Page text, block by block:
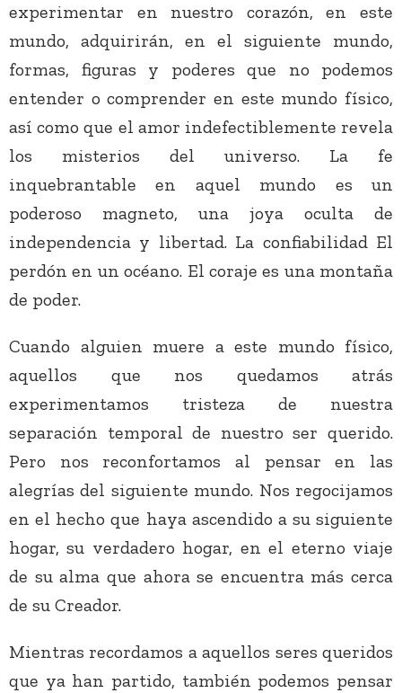
experimentar en nuestro corazón, en este
mundo, adquirirán, en el siguiente mundo,
formas, figuras y poderes que no podemos
entender o comprender en este mundo físico,
así como que el amor indefectiblemente revela
los misterios del universo. La fe
inquebrantable en aquel mundo es un
poderoso magneto, una joya oculta de
independencia y libertad. La confiabilidad El
perdón en un océano. El coraje es una montaña
de poder.
Cuando alguien muere a este mundo físico,
aquellos que nos quedamos atrás
experimentamos tristeza de nuestra
separación temporal de nuestro ser querido.
Pero nos reconfortamos al pensar en las
alegrías del siguiente mundo. Nos regocijamos
en el hecho que haya ascendido a su siguiente
hogar, su verdadero hogar, en el eterno viaje
de su alma que ahora se encuentra más cerca
de su Creador.
Mientras recordamos a aquellos seres queridos
que ya han partido, también podemos pensar